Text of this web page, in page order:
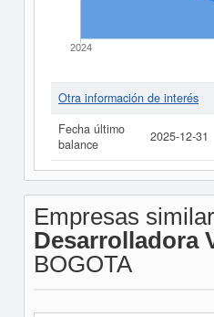
2024
Otra información de interés
Fecha último
balance
2025-12-31
Empresas
Desarrolladora
BOGOTA